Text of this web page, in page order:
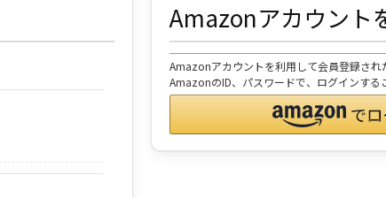
Amazonアカウント
Amazonアカウントを利用して会員登録され
AmazonのID、パスワードで、ログインする